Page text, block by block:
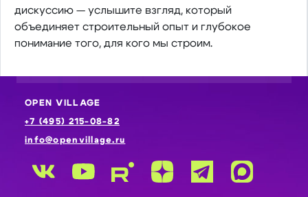
дискуссию — услышите взгляд, который
объединяет строительный опыт и глубокое
понимание того, для кого мы строим.
OPEN VILLAGE
+7 (495) 215-08-82
info@openvillage.ru